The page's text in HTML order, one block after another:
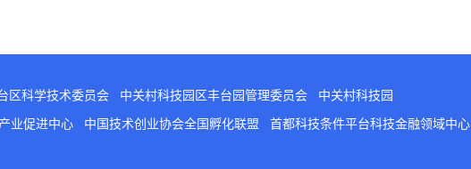
区科学技术委员会 中关村科技园区丰台园管理委员会
中关村科技园
业促进中心
中国技术创业协会全国孵化联盟 首都科技条件平台科技金融领域中心